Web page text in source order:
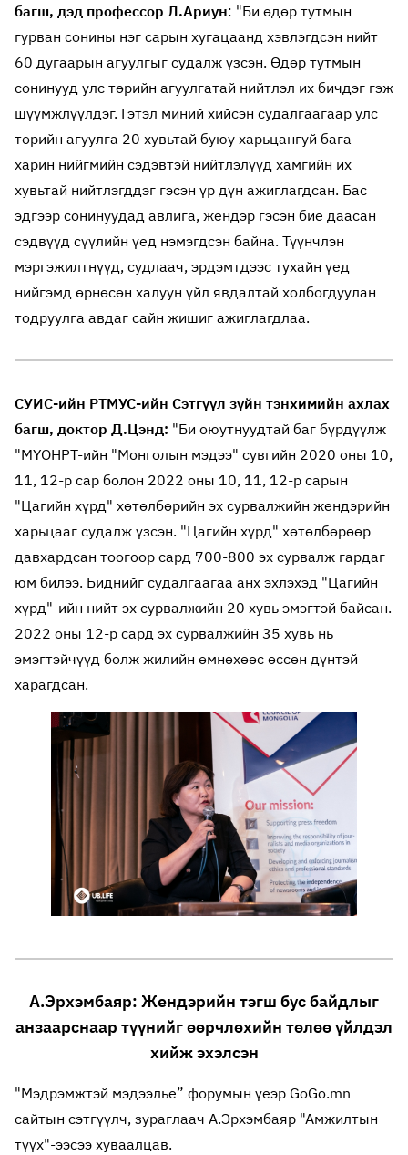
багш, дэд профессор Л.Ариун: "Би өдөр тутмын
гурван сонины нэг сарын хугацаанд хэвлэгдсэн нийт
60 дугаарын агуулгыг судалж үзсэн. Өдөр тутмын
сонинууд улс төрийн агуулгатай нийтлэл их бичдэг гэж
шүүмжлүүлдэг. Гэтэл миний хийсэн судалгаагаар улс
төрийн агуулга 20 хувьтай буюу харьцангуй бага
харин нийгмийн сэдэвтэй нийтлэлүүд хамгийн их
хувьтай нийтлэгддэг гэсэн үр дүн ажиглагдсан. Бас
эдгээр сонинуудад авлига, жендэр гэсэн бие даасан
сэдвүүд сүүлийн үед нэмэгдсэн байна. Түүнчлэн
мэргэжилтнүүд, судлаач, эрдэмтдээс тухайн үед
нийгэмд өрнөсөн халуун үйл явдалтай холбогдуулан
тодруулга авдаг сайн жишиг ажиглагдлаа.
СУИС-ийн РТМУС-ийн Сэтгүүл зүйн тэнхимийн ахлах
багш, доктор Д.Цэнд: "Би оюутнуудтай баг бүрдүүлж
"МҮОНРТ-ийн "Монголын мэдээ" сувгийн 2020 оны 10,
11, 12-р сар болон 2022 оны 10, 11, 12-р сарын
"Цагийн хүрд" хөтөлбөрийн эх сурвалжийн жендэрийн
харьцааг судалж үзсэн. "Цагийн хүрд" хөтөлбөрөөр
давхардсан тоогоор сард 700-800 эх сурвалж гардаг
юм билээ. Биднийг судалгаагаа анх эхлэхэд "Цагийн
хүрд"-ийн нийт эх сурвалжийн 20 хувь эмэгтэй байсан.
2022 оны 12-р сард эх сурвалжийн 35 хувь нь
эмэгтэйчүүд болж жилийн өмнөхөөс өссөн дүнтэй
харагдсан.
А.Эрхэмбаяр: Жендэрийн тэгш бус байдлыг
анзаарснаар түүнийг өөрчлөхийн төлөө үйлдэл
хийж эхэлсэн
"Мэдрэмжтэй мэдээлье” форумын үеэр GoGo.mn
сайтын сэтгүүлч, зураглаач А.Эрхэмбаяр "Амжилтын
түүх"-ээсээ хуваалцав.